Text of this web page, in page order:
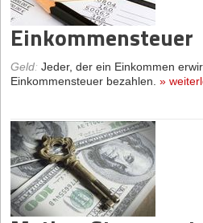
Einkommensteuer
Geld: Jeder, der ein Einkommen
Einkommensteuer bezahlen. »